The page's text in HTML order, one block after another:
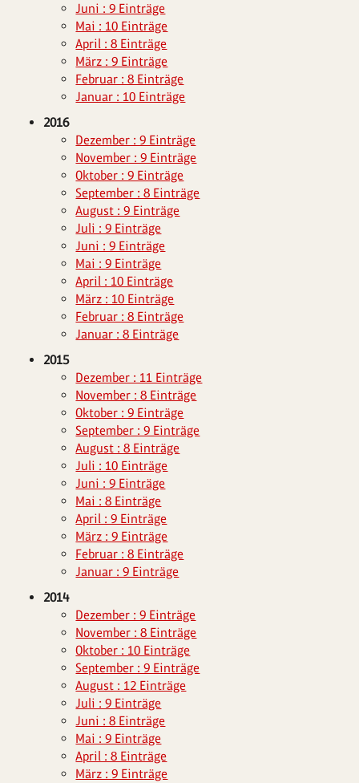
Juni : 9 Einträge
Mai : 10 Einträge
April : 8 Einträge
März : 9 Einträge
Februar : 8 Einträge
Januar : 10 Einträge
2016
Dezember : 9 Einträge
November : 9 Einträge
Oktober : 9 Einträge
September : 8 Einträge
August : 9 Einträge
Juli : 9 Einträge
Juni : 9 Einträge
Mai : 9 Einträge
April : 10 Einträge
März : 10 Einträge
Februar : 8 Einträge
Januar : 8 Einträge
2015
Dezember : 11 Einträge
November : 8 Einträge
Oktober : 9 Einträge
September : 9 Einträge
August : 8 Einträge
Juli : 10 Einträge
Juni : 9 Einträge
Mai : 8 Einträge
April : 9 Einträge
März : 9 Einträge
Februar : 8 Einträge
Januar : 9 Einträge
2014
Dezember : 9 Einträge
November : 8 Einträge
Oktober : 10 Einträge
September : 9 Einträge
August : 12 Einträge
Juli : 9 Einträge
Juni : 8 Einträge
Mai : 9 Einträge
April : 8 Einträge
März : 9 Einträge